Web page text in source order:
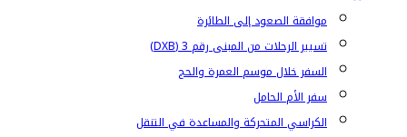
موافقة الصعود إلى الطائرة
تسيير الرحلات من المبنى رقم 3 (DXB)
السفر خلال موسم العمرة والحج
سفر الأم الحامل
الكراسي المتحركة والمساعدة في التنقل